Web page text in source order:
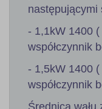
następującymi
- 1,1kW 1400
współczynnik
- 1,5kW 1400
współczynnik
Średnica wału